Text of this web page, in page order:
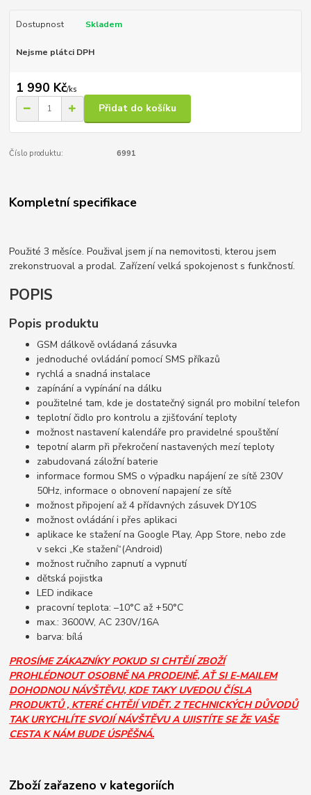
Dostupnost Skladem
Nejsme plátci DPH
1 990 Kč/ks
Přidat do košíku
Číslo produktu: 6991
Kompletní specifikace
Použité 3 měsíce. Použival jsem jí na nemovitosti, kterou jsem
zrekonstruoval a prodal. Zařízení velká spokojenost s funkčností.
POPIS
Popis produktu
GSM dálkově ovládaná zásuvka
jednoduché ovládání pomocí SMS příkazů
rychlá a snadná instalace
zapínání a vypínání na dálku
použitelné tam, kde je dostatečný signál pro mobilní telefon
teplotní čidlo pro kontrolu a zjišťování teploty
možnost nastavení kalendáře pro pravidelné spouštění
tepotní alarm při překročení nastavených mezí teploty
zabudovaná záložní baterie
informace formou SMS o výpadku napájení ze sítě 230V
50Hz, informace o obnovení napajení ze sítě
možnost připojení až 4 přídavných zásuvek DY10S
možnost ovládání i přes aplikaci
aplikace ke stažení na Google Play, App Store, nebo zde
v sekci „Ke stažení“(Android)
možnost ručního zapnutí a vypnutí
dětská pojistka
LED indikace
pracovní teplota: –10°C až +50°C
max.: 3600W, AC 230V/16A
barva: bílá
PROSÍME ZÁKAZNÍKY POKUD SI CHTĚJÍ ZBOŽÍ
PROHLÉDNOUT OSOBNĚ NA PRODEJNĚ, AŤ SI E-MAILEM
DOHODNOU NÁVŠTĚVU, KDE TAKY UVEDOU ČÍSLA
PRODUKTŮ , KTERÉ CHTĚJÍ VIDĚT. Z TECHNICKÝCH DŮVODŮ
TAK URYCHLÍTE SVOJÍ NÁVŠTĚVU A UJISTÍTE SE ŽE VAŠE
CESTA K NÁM BUDE ÚSPĚŠNÁ.
Zboží zařazeno v kategoriích